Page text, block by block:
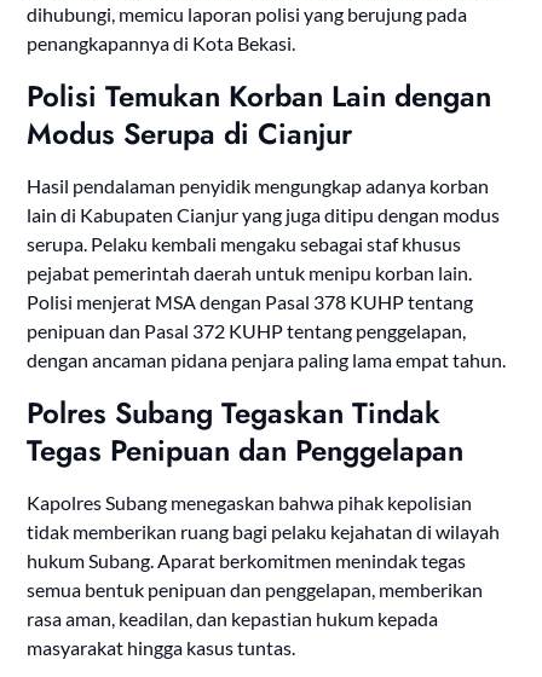
dihubungi, memicu laporan polisi yang berujung pada
penangkapannya di Kota Bekasi.
Polisi Temukan Korban Lain dengan
Modus Serupa di Cianjur
Hasil pendalaman penyidik mengungkap adanya korban
lain di Kabupaten Cianjur yang juga ditipu dengan modus
serupa. Pelaku kembali mengaku sebagai staf khusus
pejabat pemerintah daerah untuk menipu korban lain.
Polisi menjerat MSA dengan Pasal 378 KUHP tentang
penipuan dan Pasal 372 KUHP tentang penggelapan,
dengan ancaman pidana penjara paling lama empat tahun.
Polres Subang Tegaskan Tindak
Tegas Penipuan dan Penggelapan
Kapolres Subang menegaskan bahwa pihak kepolisian
tidak memberikan ruang bagi pelaku kejahatan di wilayah
hukum Subang. Aparat berkomitmen menindak tegas
semua bentuk penipuan dan penggelapan, memberikan
rasa aman, keadilan, dan kepastian hukum kepada
masyarakat hingga kasus tuntas.